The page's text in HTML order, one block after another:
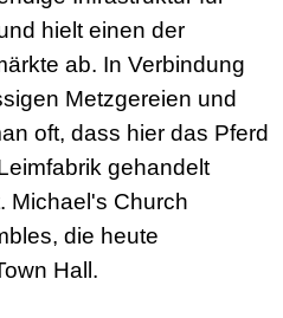
hielt einen der
ab. In Verbindung
Metzgereien und
oft, dass hier das Pferd
gehandelt
Michael's Church
die heute
Hall.